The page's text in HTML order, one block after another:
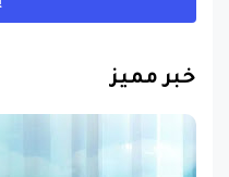
خبر مميز